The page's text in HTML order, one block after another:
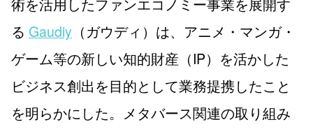
る Gaudiy （ガウディ）は、アニメ・マンガ・
ゲーム等の新しい知的財産（IP）を活かした
ビジネス創出を目的として業務提携したこと
を明らかにした。メタバース関連の取り組み